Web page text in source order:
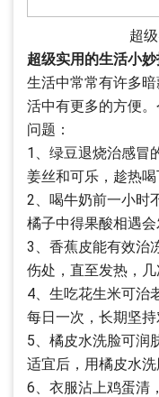
超
超级实用的生活小
生活中常常有许多
活中有更多的方便
问题：
1、绿豆退烧治感冒
姜丝和可乐，趁热喝
2、喝牛奶前一小时
橘子中得果酸相遇会
3、香蕉皮能有效治
伤处，直至发热，几
4、生吃花生米可治
每日一次，长期坚持
5、橘皮水洗脸可润
适宜后，用橘皮水洗
6、衣服沾上鸡蛋清